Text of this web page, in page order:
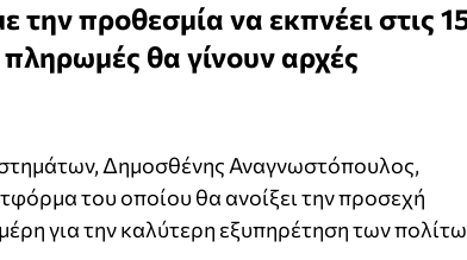
την προθεσμία να εκπνέει στις
θα γίνουν αρχές
Δημοσθένης Αναγνωστόπουλος,
του οποίου θα ανοίξει την προσεχή
για την καλύτερη εξυπηρέτηση των